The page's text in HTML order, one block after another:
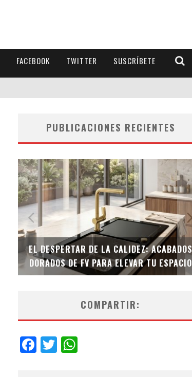
FACEBOOK TWITTER SUSCRÍBETE
PUBLICACIONES RECIENTES
EL DESPERTAR DE LA CALIDEZ: ACABADOS
DORADOS DE FV PARA ELEVAR TU ESPACIO
COMPARTIR:
Facebook
Twitter